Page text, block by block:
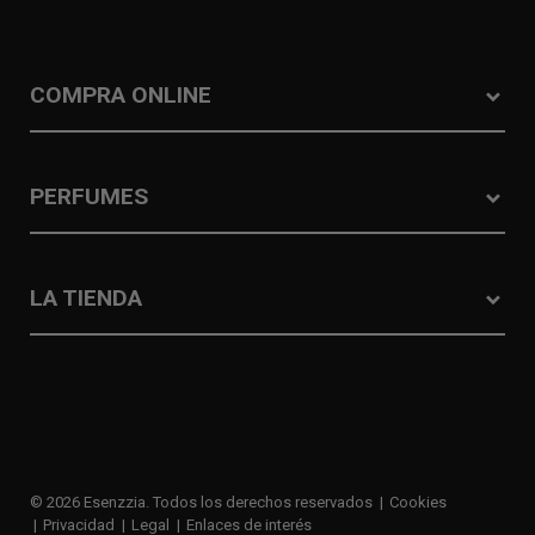
COMPRA ONLINE
PERFUMES
LA TIENDA
© 2026 Esenzzia. Todos los derechos reservados
Cookies
Privacidad
Legal Enlaces de interés